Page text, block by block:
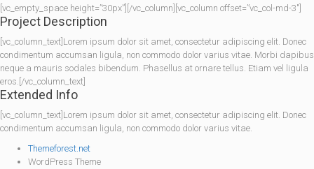
[vc_empty_space height=”30px”][/vc_column][vc_column offset=”vc_col-md-3″]
Project Description
[vc_column_text]Lorem ipsum dolor sit amet, consectetur adipiscing elit. Donec
condimentum accumsan ligula, non commodo dolor varius vitae. Morbi dapibus
neque a mauris sodales bibendum. Phasellus at ornare tellus. Etiam vel ligula
eros.[/vc_column_text]
Extended Info
[vc_column_text]Lorem ipsum dolor sit amet, consectetur adipiscing elit. Donec
condimentum accumsan ligula, non commodo dolor varius vitae.
Themeforest.net
WordPress Theme